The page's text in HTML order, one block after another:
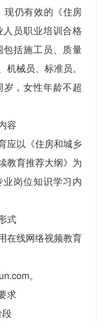
现仍有效的《住房
员职业培训合格
括施工员、质量
械员、标准员。
，女性年龄不超
容
应以《住房和城乡
教育推荐大纲》为
岗位知识学习内
式
在线网络视频教育
。
求
段